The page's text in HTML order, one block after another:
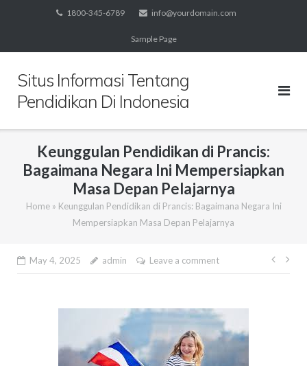
1800-345-6789 info@yourdomain.com
Sample Page
Situs Informasi Tentang
Pendidikan Di Indonesia
Keunggulan Pendidikan di Prancis:
Bagaimana Negara Ini Mempersiapkan
Masa Depan Pelajarnya
Home» Keunggulan Pendidikan di Prancis: Bagaimana Negara Ini
Mempersiapkan Masa Depan Pelajarnya
May 4, 2025 admin Leave a comment
Post